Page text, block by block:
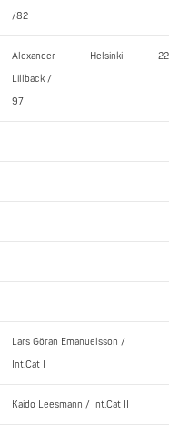
/82
Alexander
Lillback /
97
Helsinki 220,0
Lars Göran Emanuelsson /
Int.Cat I
Kaido Leesmann / Int.Cat II